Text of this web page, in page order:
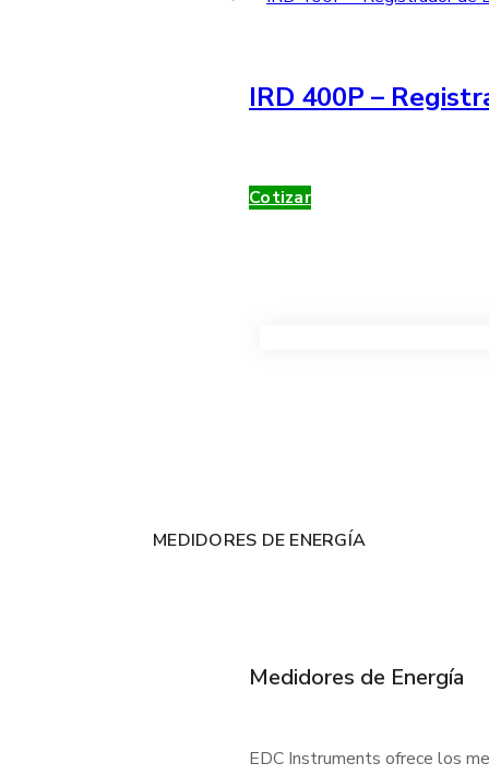
IRD 400P –
Cotizar
MEDIDORES DE ENERGÍA
Medidores de Energía
EDC Instruments ofrece los